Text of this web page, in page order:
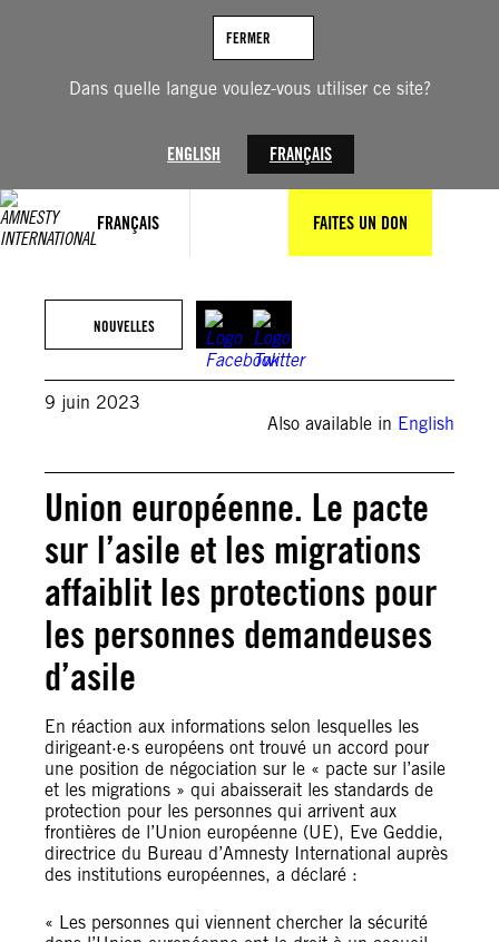
Dans quelle langue voulez-vous utiliser ce site?
ENGLISH FRANÇAIS
FERMER
FRANÇAIS FAITES UN DON
NOUVELLES
9 juin 2023
Also available in English
Union européenne. Le pacte
sur l’asile et les migrations
affaiblit les protections pour
les personnes demandeuses
d’asile
En réaction aux informations selon lesquelles les
dirigeant·e·s européens ont trouvé un accord pour
une position de négociation sur le « pacte sur l’asile
et les migrations » qui abaisserait les standards de
protection pour les personnes qui arrivent aux
frontières de l’Union européenne (UE), Eve Geddie,
directrice du Bureau d’Amnesty International auprès
des institutions européennes, a déclaré :
« Les personnes qui viennent chercher la sécurité